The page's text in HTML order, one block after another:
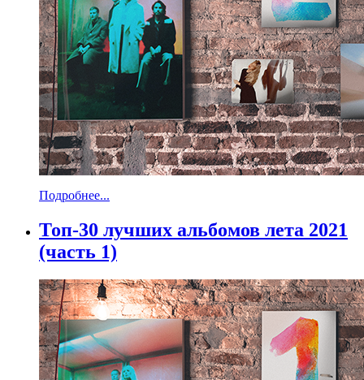
Подробнее...
Топ-30 лучших альбомов лета 2021
(часть 1)